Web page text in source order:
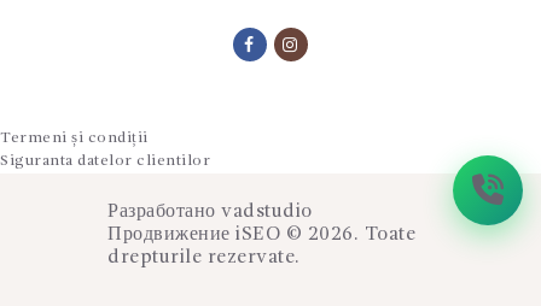
Termeni și condiții
Siguranta datelor clientilor
Разработано vadstudio
Продвижение iSEO © 2026. Toate
drepturile rezervate.